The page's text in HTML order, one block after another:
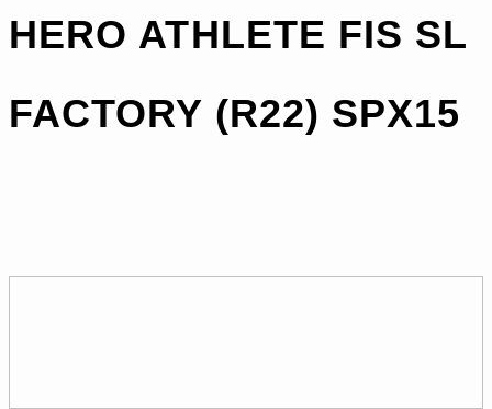
HERO ATHLETE FIS SL
FACTORY (R22) SPX15